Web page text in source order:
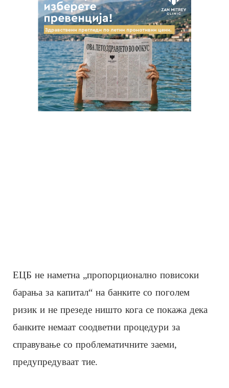
ЕЦБ не наметна „пропорционално повисоки
барања за капитал“ на банките со поголем
ризик и не презеде ништо кога се покажа дека
банките немаат соодветни процедури за
справување со проблематичните заеми,
предупредуваат тие.